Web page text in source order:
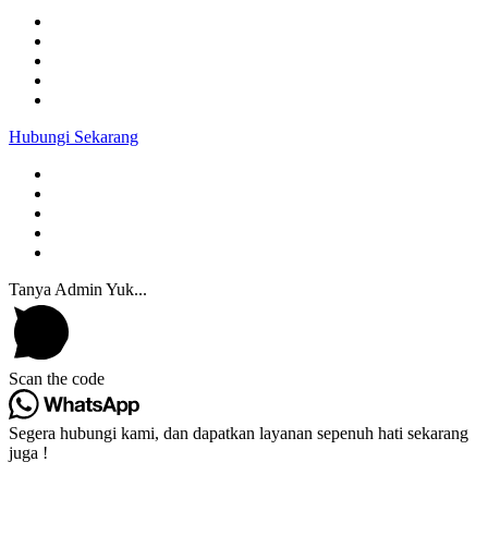
Hubungi Sekarang
Tanya Admin Yuk...
Scan the code
Segera hubungi kami, dan dapatkan layanan sepenuh hati sekarang
juga !